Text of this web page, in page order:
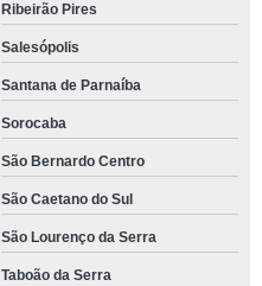
Ribeirão Pires
Salesópolis
Santana de Parnaíba
Sorocaba
São Bernardo Centro
São Caetano do Sul
São Lourenço da Serra
Taboão da Serra